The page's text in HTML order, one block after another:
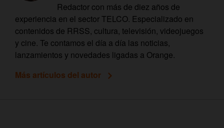
Redactor con más de diez años de
experiencia en el sector TELCO. Especializado en
contenidos de RRSS, cultura, televisión, videojuegos
y cine. Te contamos el día a día las noticias,
lanzamientos y novedades ligadas a Orange.
Más artículos del autor